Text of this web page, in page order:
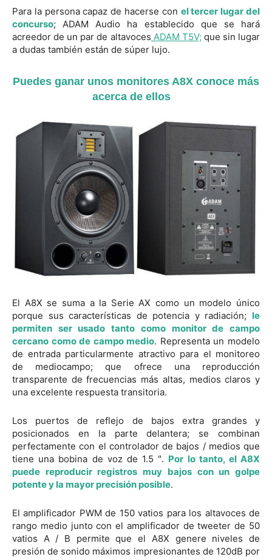
Para la persona capaz de hacerse con el tercer lugar del
concurso; ADAM Audio ha establecido que se hará
acreedor de un par de altavoces ADAM T5V; que sin lugar
a dudas también están de súper lujo.
Puedes ganar unos monitores A8X conoce más
acerca de ellos
El A8X se suma a la Serie AX como un modelo único
porque sus características de potencia y radiación; le
permiten ser usado tanto como monitor de campo
cercano como de campo medio. Representa un modelo
de entrada particularmente atractivo para el monitoreo
de mediocampo; que ofrece una reproducción
transparente de frecuencias más altas, medios claros y
una excelente respuesta transitoria.
Los puertos de reflejo de bajos extra grandes y
posicionados en la parte delantera; se combinan
perfectamente con el controlador de bajos / medios que
tiene una bobina de voz de 1.5 ″. Por lo tanto, el A8X
puede reproducir registros muy bajos con un golpe
potente y la mayor precisión posible.
El amplificador PWM de 150 vatios para los altavoces de
rango medio junto con el amplificador de tweeter de 50
vatios A / B permite que el A8X genere niveles de
presión de sonido máximos impresionantes de 120dB por